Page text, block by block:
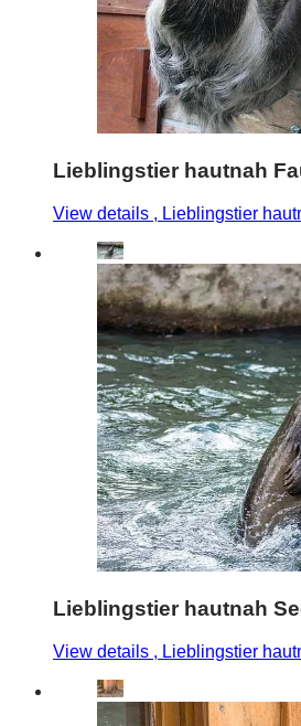
Lieblingstier hautnah
View details , Lieblingstier
Lieblingstier hautnah
View details , Lieblingstier